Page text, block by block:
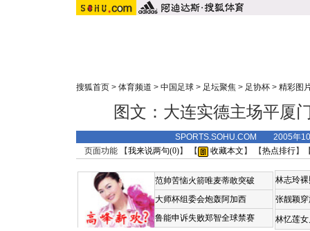
搜狐首页 > 体育频道 > 中国足球 > 足坛聚焦 > 足协杯 > 精彩图
图文：大连实德主场平厦
SPORTS.SOHU.COM 2005年
页面功能 【我来说两句(0)】 【 收藏本文 】 【热点排行】
范帅苦恼火箭唯麦蒂敢突破
大师杯组委会炮轰阿加西
鲁能申诉失败郑智全球禁赛
林志玲
张靓颖
林忆莲